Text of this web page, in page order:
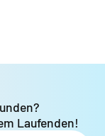
Laufenden!